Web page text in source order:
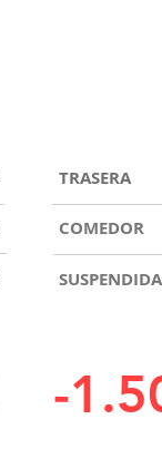
TRASERA
COMEDOR
SUSPENDIDA
-